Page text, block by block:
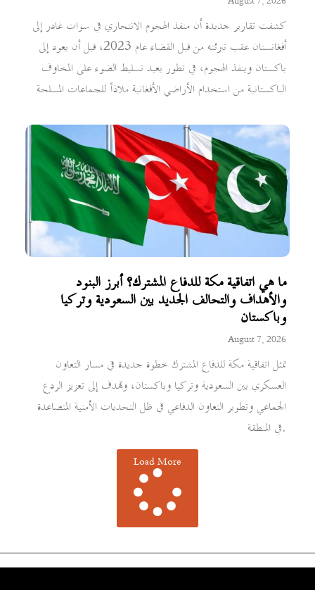
كشفت تقارير جديدة أن منفذ الهجوم الانتحاري في سوات غادر إلى
أفغانستان عقب تبرئته من قبل القضاء عام 2023، قبل أن يعود إلى
باكستان وينفذ الهجوم، في تطور يعيد تسليط الضوء على المخاوف
الباكستانية من استخدام الأراضي الأفغانية ملاذاً للجماعات المسلحة
ما هي اتفاقية مكة للدفاع المشترك؟ أبرز البنود
والأهداف والتحالف الجديد بين السعودية وتركيا
وباكستان
August 7, 2026
تمثل اتفاقية مكة للدفاع المشترك خطوة جديدة في مسار التعاون
العسكري بين السعودية وتركيا وباكستان، وتهدف إلى تعزيز الردع
الجماعي وتطوير التعاون الدفاعي في ظل التحديات الأمنية المتصاعدة
في المنطقة.
Load More